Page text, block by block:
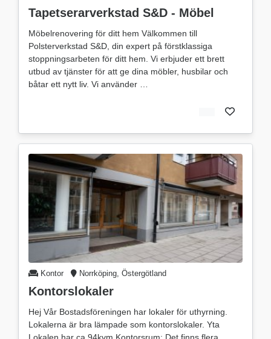
Tapetserarverkstad S&D - Möbel
Möbelrenovering för ditt hem Välkommen till
Polsterverkstad S&D, din expert på förstklassiga
stoppningsarbeten för ditt hem. Vi erbjuder ett brett
utbud av tjänster för att ge dina möbler, husbilar och
båtar ett nytt liv. Vi använder
Kontor Norrköping, Östergötland
Kontorslokaler
Hej Vår Bostadsföreningen har lokaler för uthyrning.
Lokalerna är bra lämpade som kontorslokaler. Yta